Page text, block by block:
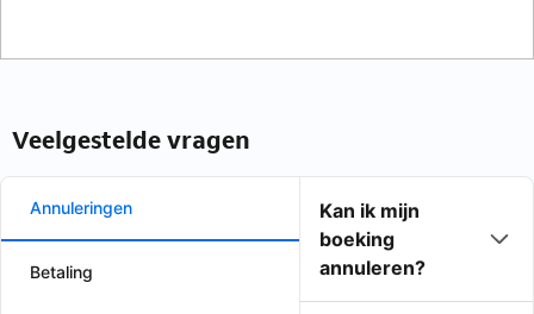
Veelgestelde vragen
Annuleringen
Betaling
Kan ik mijn
boeking
annuleren?